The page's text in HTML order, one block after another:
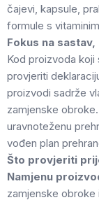
čajevi, kapsule,
formule s
Fokus na
Kod proizvoda
provjeriti
proizvodi sadrže
zamjenske
uravnoteženu
vođen plan
Što provjeriti
Namjenu
zamjenske obroke